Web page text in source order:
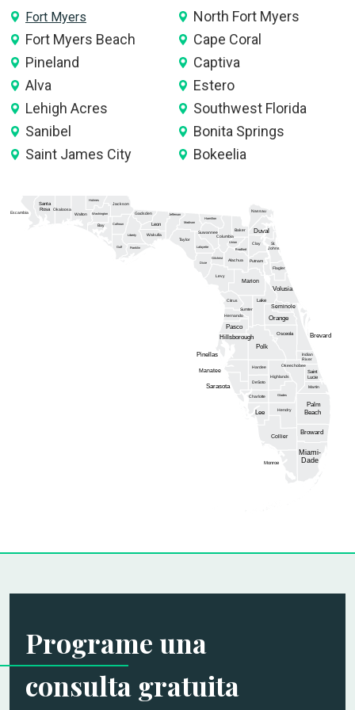
Fort Myers
North Fort Myers
Fort Myers Beach
Cape Coral
Pineland
Captiva
Alva
Estero
Lehigh Acres
Southwest Florida
Sanibel
Bonita Springs
Saint James City
Bokeelia
Alachua
Baker
Bay
Bradford
Brevard
Broward
Calhoun
Charlotte
Citrus
Clay
Collier
Columbia
DeSoto
Dixie
Duval
Escambia
Flagler
Franklin
Gadsden
Gilchrist
Glades
Gulf
Hamilton
Hardee
Hendry
Hernando
Highlands
Hillsborough
Holmes
Indian
River
Jackson
Jefferson
Lafayette
Lake
Lee
Leon
Levy
Liberty
Madison
Manatee
Marion
Martin
Miami-
Dade
Monroe
Nassau
Okaloosa
Okeechobee
Orange
Osceola
Palm
Beach
Pasco
Pinellas
Polk
Putnam
St.
Johns
Saint
Lucie
Santa
Rosa
Sarasota
Seminole
Sumter
Suwannee
Taylor
Union
Volusia
Wakulla
Walton Washington
Programe una
consulta gratuita